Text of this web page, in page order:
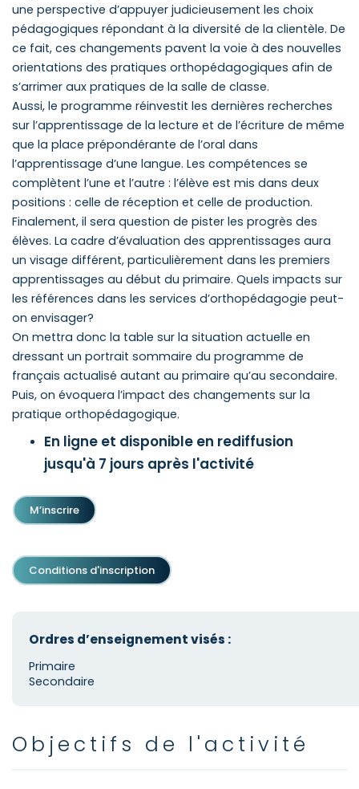
une perspective d’appuyer judicieusement les choix
pédagogiques répondant à la diversité de la clientèle. De
ce fait, ces changements pavent la voie à des nouvelles
orientations des pratiques orthopédagogiques afin de
s’arrimer aux pratiques de la salle de classe.
Aussi, le programme réinvestit les dernières recherches
sur l’apprentissage de la lecture et de l’écriture de même
que la place prépondérante de l’oral dans
l’apprentissage d’une langue. Les compétences se
complètent l’une et l’autre : l’élève est mis dans deux
positions : celle de réception et celle de production.
Finalement, il sera question de pister les progrès des
élèves. La cadre d’évaluation des apprentissages aura
un visage différent, particulièrement dans les premiers
apprentissages au début du primaire. Quels impacts sur
les références dans les services d’orthopédagogie peut-
on envisager?
On mettra donc la table sur la situation actuelle en
dressant un portrait sommaire du programme de
français actualisé autant au primaire qu’au secondaire.
Puis, on évoquera l’impact des changements sur la
pratique orthopédagogique.
En ligne et disponible en rediffusion
jusqu'à 7 jours après l'activité
M’inscrire
Conditions d'inscription
Ordres d’enseignement visés :
Primaire
Secondaire
Objectifs de l'activité